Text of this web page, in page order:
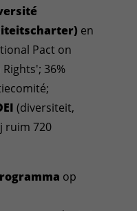
en
Pact on
36%
(diversiteit,
ruim 720
op